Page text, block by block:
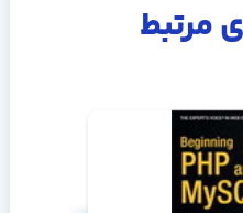
مرتبط